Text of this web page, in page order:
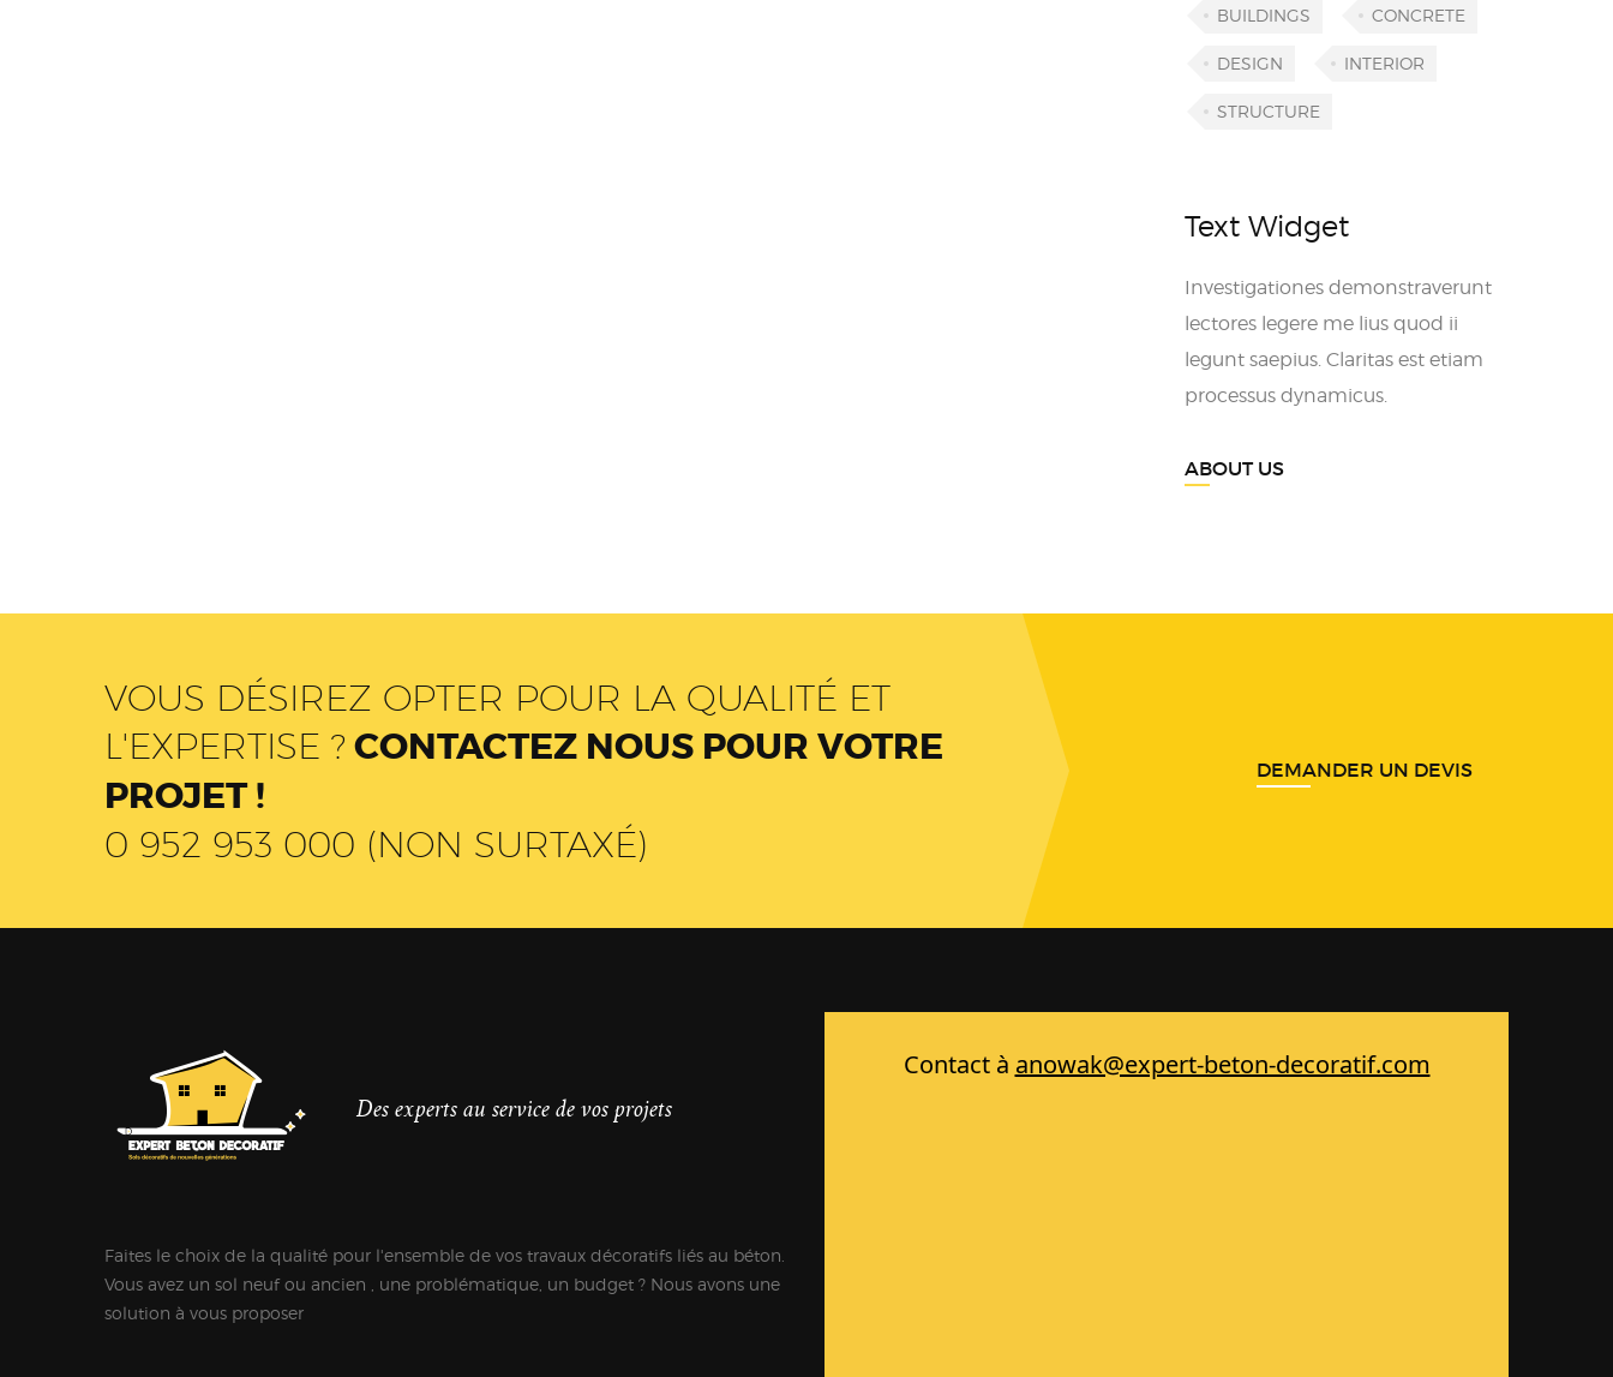
BUILDINGS CONCRETE
DESIGN INTERIOR
STRUCTURE
Text Widget
Investigationes demonstraverunt
lectores legere me lius quod ii
legunt saepius. Claritas est etiam
processus dynamicus.
ABOUT US
VOUS DÉSIREZ OPTER POUR LA QUALITÉ ET
L'EXPERTISE ? CONTACTEZ NOUS POUR VOTRE
PROJET !
0 952 953 000 (NON SURTAXÉ)
DEMANDER UN DEVIS
Des experts au service de vos projets
Faites le choix de la qualité pour l'ensemble de vos travaux décoratifs liés au béton.
Vous avez un sol neuf ou ancien , une problématique, un budget ? Nous avons une
solution à vous proposer